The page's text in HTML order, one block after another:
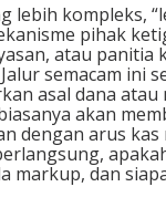
lebih kompleks,
pihak
atau panitia
semacam ini
asal dana atau
akan
dengan arus kas
markup, dan